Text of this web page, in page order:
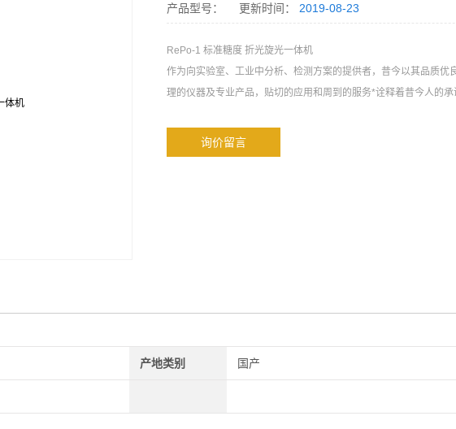
产品型号： 更新时间： 2019-08-23
RePo-1 标准糖度 折光旋光一体机
作为向实验室、工业中分析、检测方案的提供者，昔今以其品质优
理的仪器及专业产品，贴切的应用和周到的服务*诠释着昔今人的承
询价留言
产地类别 国产